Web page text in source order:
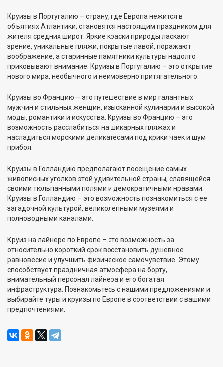
Круизы в Португалию – страну, где Европа нежится в
объятиях Атлантики, становятся настоящим праздником для
жителя средних широт. Яркие краски природы ласкают
зрение, уникальные пляжи, покрытые лавой, поражают
воображение, а старинные памятники культуры надолго
приковывают внимание. Круизы в Португалию – это открытие
нового мира, необычного и неимоверно притягательного.
Круизы во Францию – это путешествие в мир галантных
мужчин и стильных женщин, изысканной кулинарии и высокой
моды, романтики и искусства. Круизы во Францию – это
возможность расслабиться на шикарных пляжах и
насладиться морскими деликатесами под крики чаек и шум
прибоя.
Круизы в Голландию предполагают посещение самых
живописных уголков этой удивительной страны, славящейся
своими тюльпанными полями и демократичными нравами.
Круизы в Голландию – это возможность познакомиться с ее
загадочной культурой, великолепными музеями и
полноводными каналами.
Круиз на лайнере по Европе – это возможность за
относительно короткий срок восстановить душевное
равновесие и улучшить физическое самочувствие. Этому
способствует праздничная атмосфера на борту,
внимательный персонал лайнера и его богатая
инфраструктура. Познакомьтесь с нашими предложениями и
выбирайте туры и круизы по Европе в соответствии с вашими
предпочтениями.